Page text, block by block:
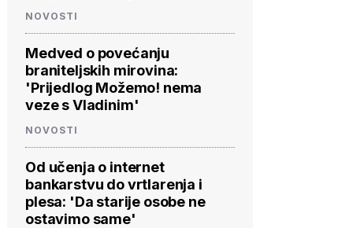
NOVOSTI
Medved o povećanju
braniteljskih mirovina:
'Prijedlog Možemo! nema
veze s Vladinim'
NOVOSTI
Od učenja o internet
bankarstvu do vrtlarenja i
plesa: 'Da starije osobe ne
ostavimo same'